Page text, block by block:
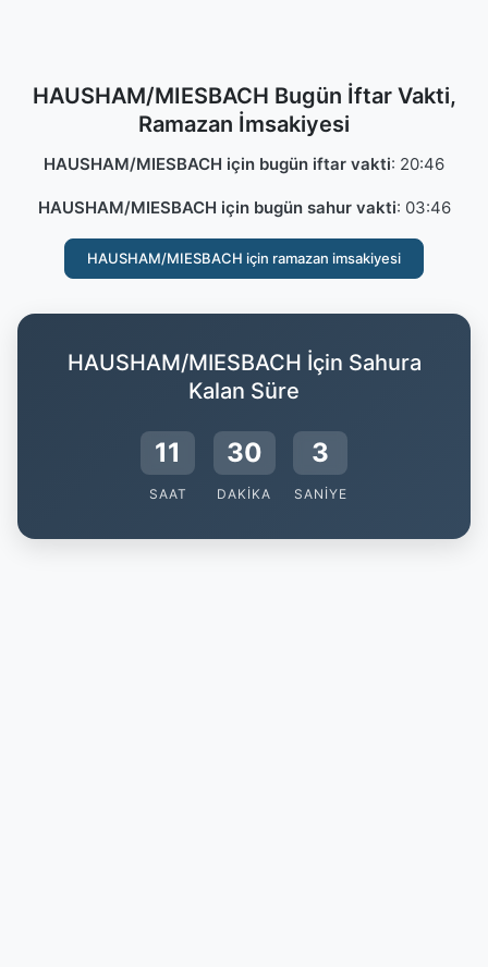
HAUSHAM/MIESBACH Bugün İftar Vakti,
Ramazan İmsakiyesi
HAUSHAM/MIESBACH için bugün iftar vakti: 20:46
HAUSHAM/MIESBACH için bugün sahur vakti: 03:46
HAUSHAM/MIESBACH için ramazan imsakiyesi
HAUSHAM/MIESBACH İçin Sahura
Kalan Süre
11
SAAT
30
DAKIKA
2
SANIYE